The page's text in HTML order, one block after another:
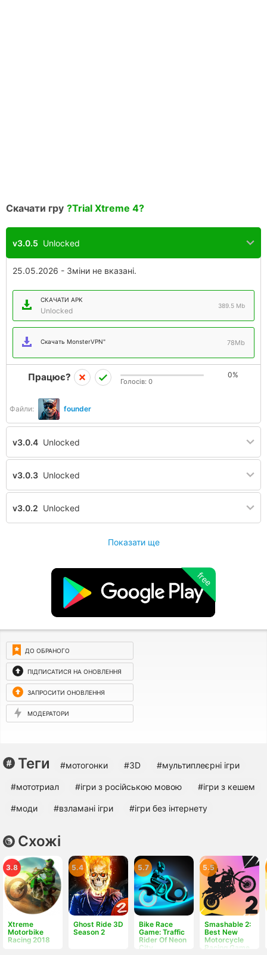
Скачати гру ?Trial Xtreme 4?
v3.0.5 Unlocked
25.05.2026 - Зміни не вказані.
СКАЧАТИ APK
Unlocked
389.5 Mb
Скачать MonsterVPN" 78Mb
Файли: founder
Працює? 0%
Голосів: 0
v3.0.4 Unlocked
v3.0.3 Unlocked
v3.0.2 Unlocked
Показати ще
free
ДО ОБРАНОГО
ПІДПИСАТИСЯ НА ОНОВЛЕННЯ
ЗАПРОСИТИ ОНОВЛЕННЯ
МОДЕРАТОРИ
Теги #мотогонки #3D #мультиплеєрні ігри
#мототриал #ігри з російською мовою #ігри з кешем
#моди #взламані ігри #ігри без інтернету
Схожі
Xtreme
Motorbike
Racing 2018
3.8
Ghost Ride 3D
Season 2
5.4
Bike Race
Game: Traffic
Rider Of Neon
City
5.7
Smashable 2:
Best New
Motorcycle
Racing Game
5.5